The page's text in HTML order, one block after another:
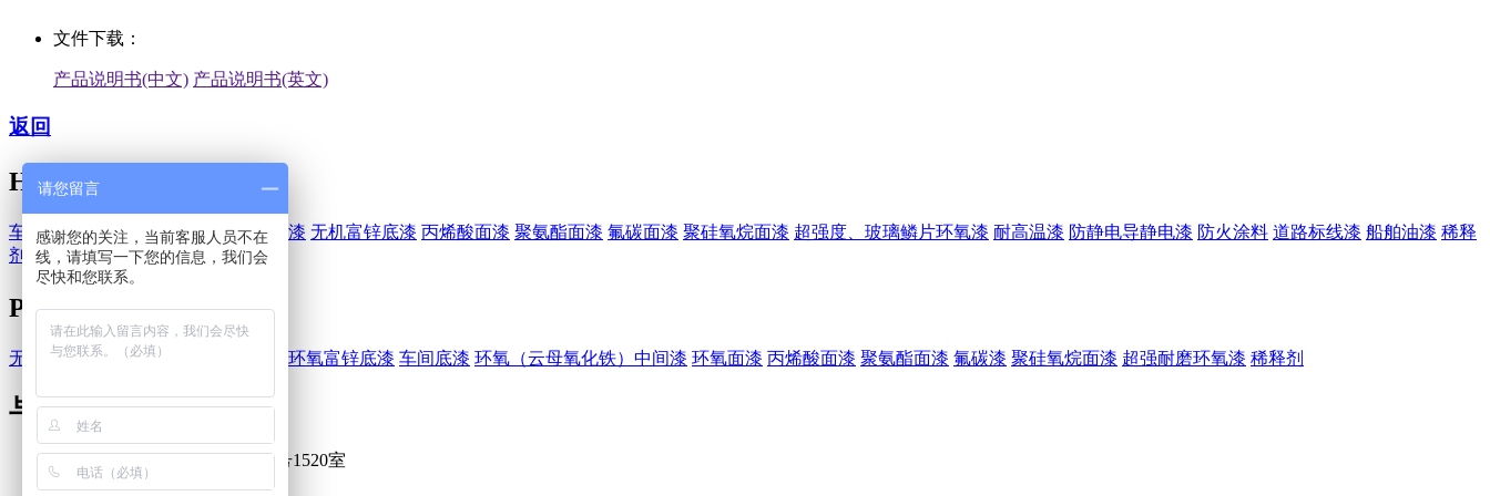
文件下载：
产品说明书(中文) 产品说明书(英文)
返回
HEMPEL-海虹老人
车间底漆 醇酸漆 环氧漆 环氧富锌底漆 无机富锌底漆 丙烯酸面漆 聚氨酯面漆 氟碳面漆 聚硅氧烷面漆 超强度、玻璃鳞片环氧漆 耐高温漆 防静电导静电漆 防火涂料 道路标线漆 船舶油漆 稀释
剂
水性油漆
PPG-庞贝捷
无机硅酸富锌底漆 醇酸漆 环氧富锌底漆 车间底漆 环氧（云母氧化铁）中间漆 环氧面漆 丙烯酸面漆 聚氨酯面漆 氟碳漆 聚硅氧烷面漆 超强耐磨环氧漆 稀释剂
与我们联系
上海浦东新区巨峰路1058弄3号1520室
021-50479801
请您留言
感谢您的关注，当前客服人员不在
线，请填写一下您的信息，我们会
尽快和您联系。